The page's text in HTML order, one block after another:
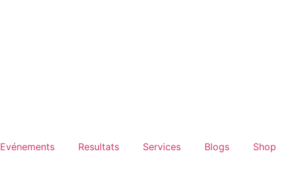
Evénements Resultats Services Blogs Shop